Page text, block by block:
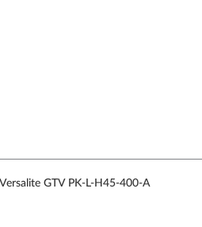
GTV PK-L-H45-400-A